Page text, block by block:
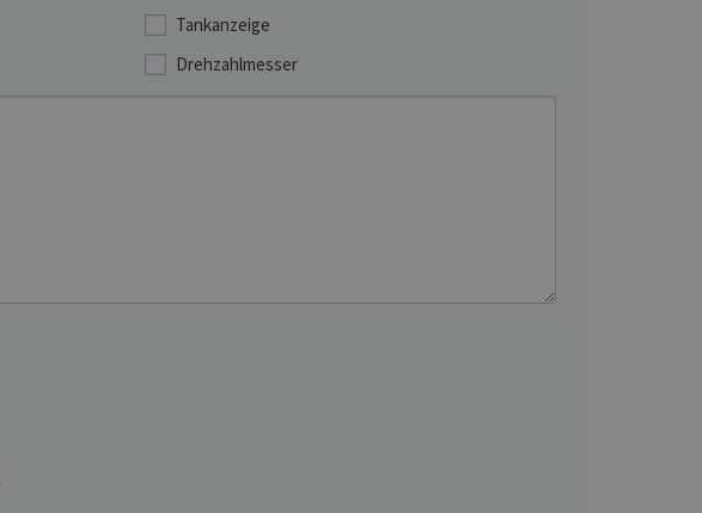
Tankanzeige
Drehzahlmesser